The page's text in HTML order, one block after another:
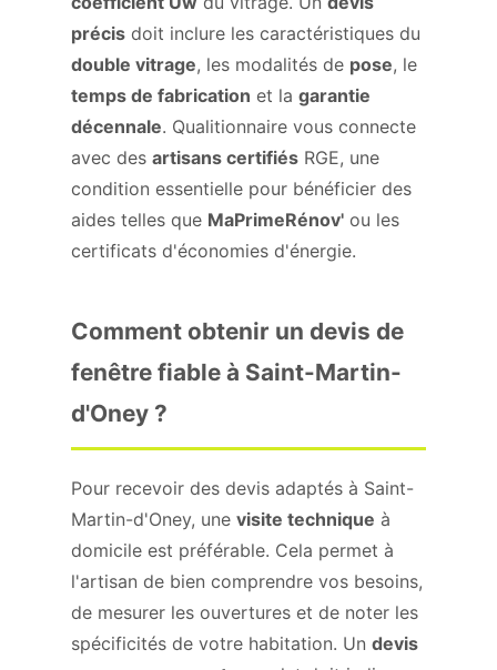
précis doit inclure les caractéristiques du
double vitrage, les modalités de pose, le
temps de fabrication et la garantie
décennale. Qualitionnaire vous connecte
avec des artisans certifiés RGE, une
condition essentielle pour bénéficier des
aides telles que MaPrimeRénov' ou les
certificats d'économies d'énergie.
Comment obtenir un devis de
fenêtre fiable à Saint-Martin-
d'Oney ?
Pour recevoir des devis adaptés à Saint-
Martin-d'Oney, une visite technique à
domicile est préférable. Cela permet à
l'artisan de bien comprendre vos besoins,
de mesurer les ouvertures et de noter les
spécificités de votre habitation. Un devis